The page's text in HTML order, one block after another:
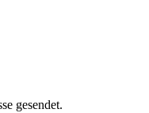
gesendet.